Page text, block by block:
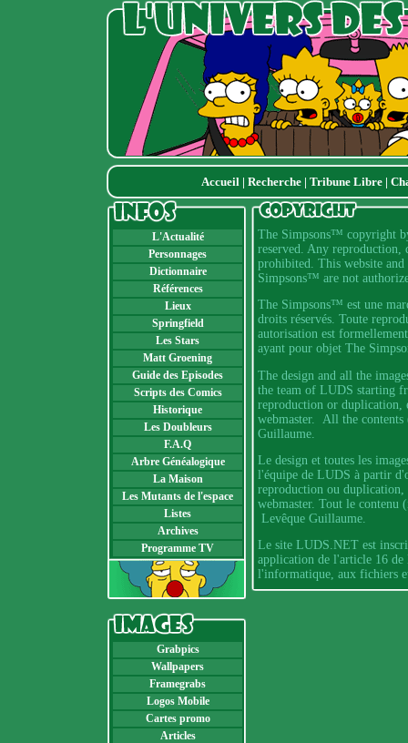
Accueil| Recherche| Tribune Libre |
L'Actualité
Personnages
Dictionnaire
Références
Lieux
Springfield
Les Stars
Matt Groening
Guide des Episodes
Scripts des Comics
Historique
Les Doubleurs
F.A.Q
Arbre Généalogique
La Maison
Les Mutants de l'espace
Listes
Archives
Programme TV
Grabpics
Wallpapers
Framegrabs
Logos Mobile
Cartes promo
Articles
The Simpsons™ copyright
reserved. Any
prohibited. This website
Simpsons™ are not
The Simpsons™ est une
droits réservés. Toute
autorisation est
ayant pour objet The
The design and all the
the team of LUDS starting
reproduction or duplication,
webmaster. All the
Guillaume.
Le design et toutes les
l'équipe de LUDS à partir
reproduction ou duplication,
webmaster. Tout le contenu
Levêque Guillaume.
Le site LUDS.NET est
application de l'article 16
l'informatique, aux fichiers